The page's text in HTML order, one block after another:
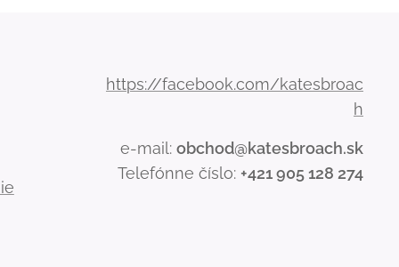
https://facebook.com/katesbroac
h
e-mail: obchod@katesbroach.sk
Telefónne číslo: +421 905 128 274